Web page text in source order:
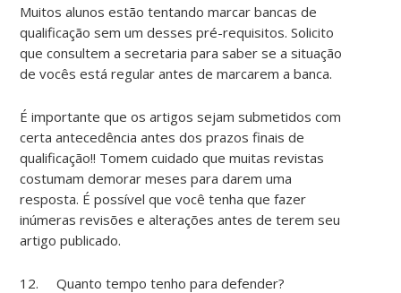
Muitos alunos estão tentando marcar bancas de
qualificação sem um desses pré-requisitos. Solicito
que consultem a secretaria para saber se a situação
de vocês está regular antes de marcarem a banca.
É importante que os artigos sejam submetidos com
certa antecedência antes dos prazos finais de
qualificação!! Tomem cuidado que muitas revistas
costumam demorar meses para darem uma
resposta. É possível que você tenha que fazer
inúmeras revisões e alterações antes de terem seu
artigo publicado.
12. Quanto tempo tenho para defender?